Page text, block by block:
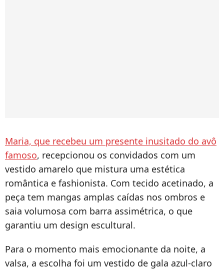
Maria, que recebeu um presente inusitado do avô
famoso, recepcionou os convidados com um
vestido amarelo que mistura uma estética
romântica e fashionista. Com tecido acetinado, a
peça tem mangas amplas caídas nos ombros e
saia volumosa com barra assimétrica, o que
garantiu um design escultural.
Para o momento mais emocionante da noite, a
valsa, a escolha foi um vestido de gala azul-claro